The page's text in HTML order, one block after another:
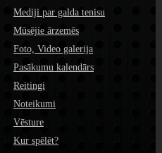
Mediji par galda tenisu
Mūsējie ārzemēs
Foto, Video galerija
Pasākumu kalendārs
Reitingi
Noteikumi
Vēsture
Kur spēlēt?